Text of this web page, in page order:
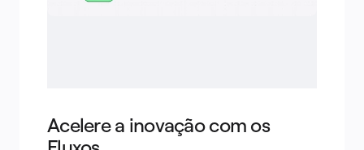
Acelere a inovação com os